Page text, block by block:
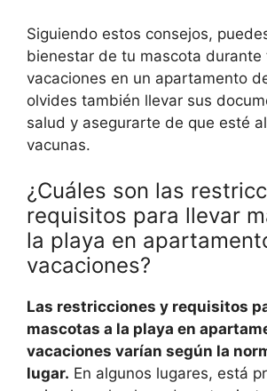
Siguiendo estos consejos,
bienestar de tu mascota durante
vacaciones en un apartamento
olvides también llevar sus
salud y asegurarte de que esté
vacunas.
¿Cuáles son las
requisitos para llevar
la playa en
vacaciones?
Las restricciones y requisitos
mascotas a la playa en
vacaciones varían según la
lugar. En algunos lugares, está